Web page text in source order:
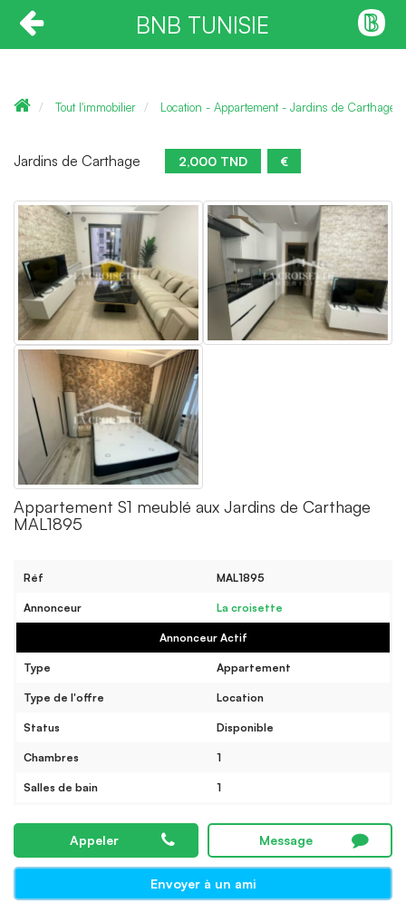
BNB TUNISIE
Tout l'immobilier Location - Appartement - Jardins de Carthage
Jardins de Carthage 2,000 TND €
Appartement S1 meublé aux Jardins de Carthage
MAL1895
Réf MAL1895
Annonceur La croisette
Annonceur Actif
Type Appartement
Type de l'offre Location
Status Disponible
Chambres 1
Salles de bain 1
Appeler Message
Envoyer à un ami